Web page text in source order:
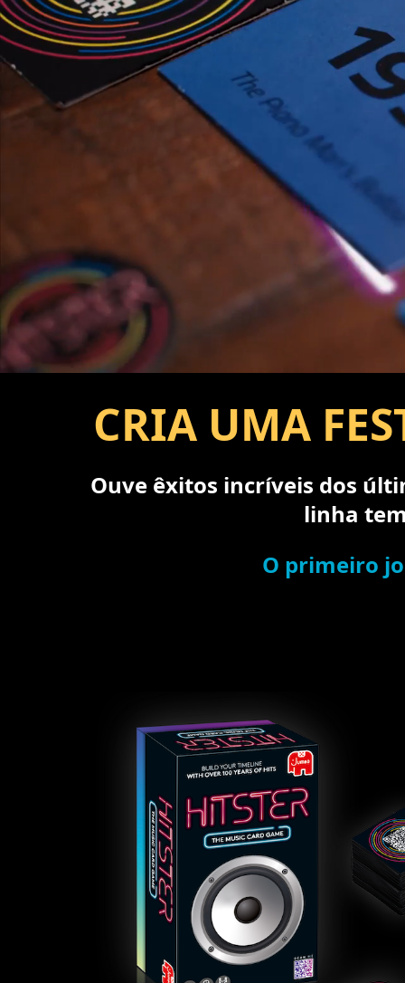
CRIA UMA
Ouve êxitos incríveis dos
linha
O primeiro